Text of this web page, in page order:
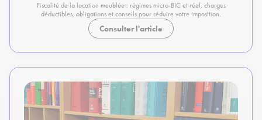
Fiscalité de la location meublée : régimes micro-BIC et réel, charges
déductibles, obligations et conseils pour réduire votre imposition.
Consulter l'article